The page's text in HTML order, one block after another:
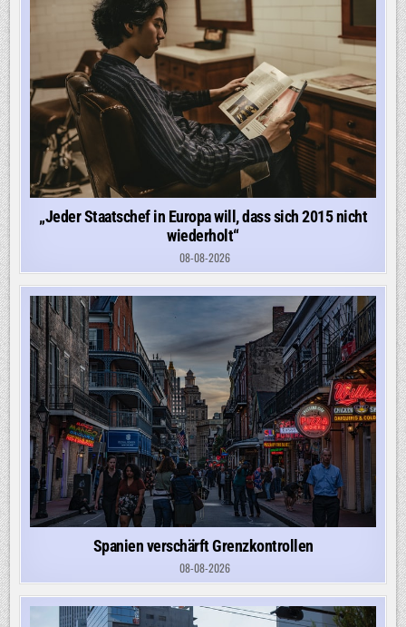
„Jeder Staatschef in Europa will, dass sich 2015 nicht
wiederholt“
08-08-2026
Spanien verschärft Grenzkontrollen
08-08-2026